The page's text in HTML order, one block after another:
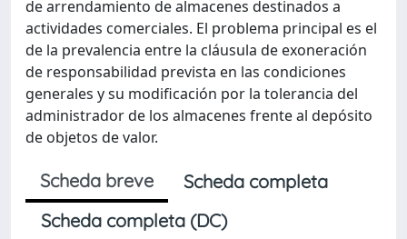
de arrendamiento de almacenes destinados a
actividades comerciales. El problema principal es el
de la prevalencia entre la cláusula de exoneración
de responsabilidad prevista en las condiciones
generales y su modificación por la tolerancia del
administrador de los almacenes frente al depósito
de objetos de valor.
Scheda breve
Scheda completa
Scheda completa (DC)